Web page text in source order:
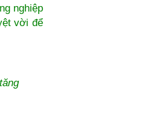
nghiệp
vời để